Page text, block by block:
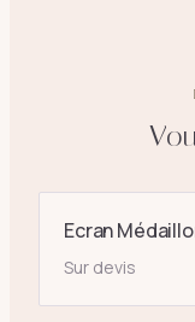
Ecran
Sur devis